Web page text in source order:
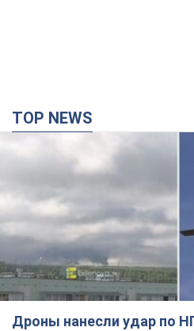
TOP NEWS
Дроны нанесли удар по